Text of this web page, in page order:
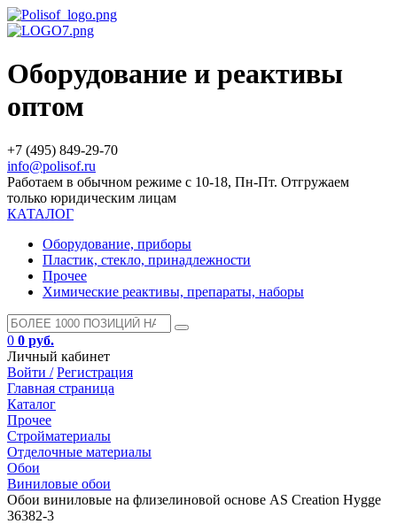
Оборудование и реактивы
оптом
+7 (495) 849-29-70
info@polisof.ru
Работаем в обычном режиме с 10-18, Пн-Пт. Отгружаем
только юридическим лицам
КАТАЛОГ
Оборудование, приборы
Пластик, стекло, принадлежности
Прочее
Химические реактивы, препараты, наборы
0 0 руб.
Личный кабинет
Войти / Регистрация
Главная страница
Каталог
Прочее
Стройматериалы
Отделочные материалы
Обои
Виниловые обои
Обои виниловые на флизелиновой основе AS Creation Hygge
36382-3